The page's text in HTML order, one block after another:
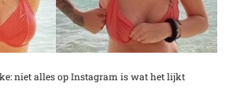
niet alles op Instagram is wat het lijkt